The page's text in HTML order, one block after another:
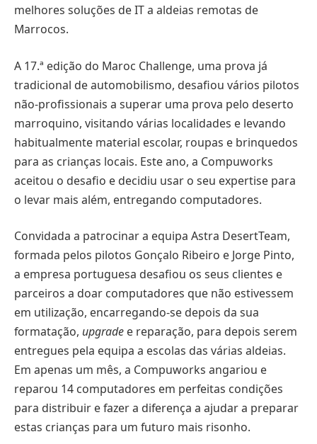
melhores soluções de IT a aldeias remotas de
Marrocos.
A 17.ª edição do Maroc Challenge, uma prova já
tradicional de automobilismo, desafiou vários pilotos
não-profissionais a superar uma prova pelo deserto
marroquino, visitando várias localidades e levando
habitualmente material escolar, roupas e brinquedos
para as crianças locais. Este ano, a Compuworks
aceitou o desafio e decidiu usar o seu expertise para
o levar mais além, entregando computadores.
Convidada a patrocinar a equipa Astra DesertTeam,
formada pelos pilotos Gonçalo Ribeiro e Jorge Pinto,
a empresa portuguesa desafiou os seus clientes e
parceiros a doar computadores que não estivessem
em utilização, encarregando-se depois da sua
formatação, upgrade e reparação, para depois serem
entregues pela equipa a escolas das várias aldeias.
Em apenas um mês, a Compuworks angariou e
reparou 14 computadores em perfeitas condições
para distribuir e fazer a diferença a ajudar a preparar
estas crianças para um futuro mais risonho.